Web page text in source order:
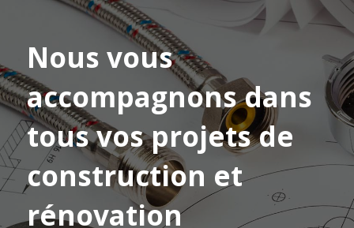
Nous vous
accompagnons dans
tous vos projets de
construction et
rénovation